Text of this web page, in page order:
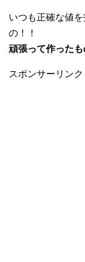
いつも正確な値
の！！
頑張って作った
スポンサーリンク